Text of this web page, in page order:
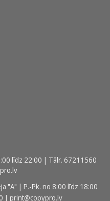
līdz 22:00 | Tālr. 67211560
"A" | P.-Pk. no 8:00 līdz 18:00
| print@copypro.lv